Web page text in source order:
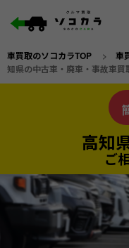
車買取のソコカラTOP > 車
知県の中古車・廃車・事故車買
の車買取
ソコカラの高知
ご
20秒